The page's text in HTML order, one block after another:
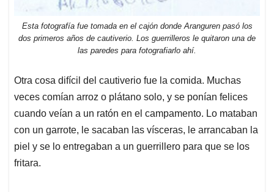
Esta fotografía fue tomada en el cajón donde Aranguren pasó los
dos primeros años de cautiverio. Los guerrilleros le quitaron una de
las paredes para fotografiarlo ahí.
Otra cosa difícil del cautiverio fue la comida. Muchas
veces comían arroz o plátano solo, y se ponían felices
cuando veían a un ratón en el campamento. Lo mataban
con un garrote, le sacaban las vísceras, le arrancaban la
piel y se lo entregaban a un guerrillero para que se los
fritara.